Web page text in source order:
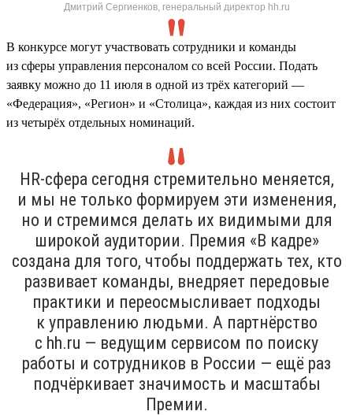
Дмитрий Сергиенков, генеральный директор hh.ru
В конкурсе могут участвовать сотрудники и команды
из сферы управления персоналом со всей России. Подать
заявку можно до 11 июля в одной из трёх категорий —
«Федерация», «Регион» и «Столица», каждая из них состоит
из четырёх отдельных номинаций.
HR-сфера сегодня стремительно меняется,
и мы не только формируем эти изменения,
но и стремимся делать их видимыми для
широкой аудитории. Премия «В кадре»
создана для того, чтобы поддержать тех, кто
развивает команды, внедряет передовые
практики и переосмысливает подходы
к управлению людьми. А партнёрство
с hh.ru — ведущим сервисом по поиску
работы и сотрудников в России — ещё раз
подчёркивает значимость и масштабы
Премии.